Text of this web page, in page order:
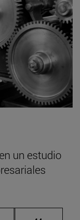
un estudio